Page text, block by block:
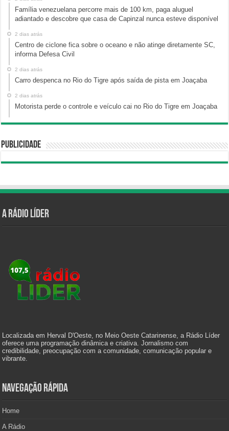
Família venezuelana percorre mais de 100 km, paga aluguel
adiantado e descobre que casa de Capinzal nunca esteve disponível
2 dias atrás
Centro de ciclone fica sobre o oceano e não atinge diretamente SC,
informa Defesa Civil
2 dias atrás
Carro despenca no Rio do Tigre após saída de pista em Joaçaba
2 dias atrás
Motorista perde o controle e veículo cai no Rio do Tigre em Joaçaba
Publicidade
A Rádio Líder
Localizada em Herval D'Oeste, no Meio Oeste Catarinense, a Rádio Líder
oferece uma programação dinâmica e criativa. Jornalismo com
credibilidade, preocupação com a comunidade, comunicação popular e
vibrante.
Navegação Rápida
Home
A Rádio